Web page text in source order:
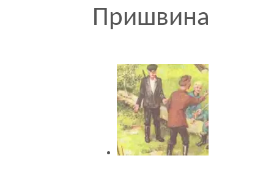
Пришвина